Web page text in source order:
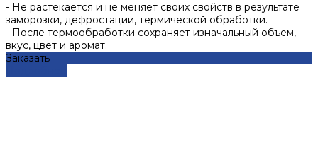
- Не растекается и не меняет своих свойств в результате
заморозки, дефростации, термической обработки.
- После термообработки сохраняет изначальный объем,
вкус, цвет и аромат.
Заказать